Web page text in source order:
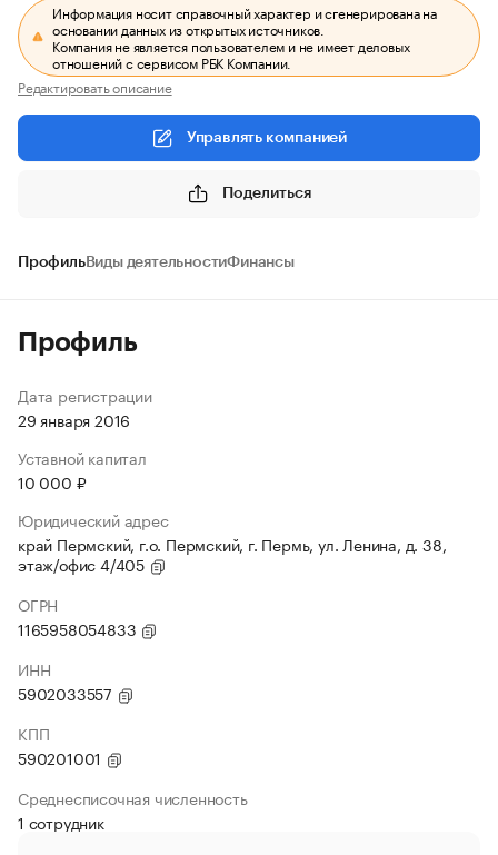
Информация носит справочный характер и сгенерирована на
основании данных из открытых источников.
Компания не является пользователем и не имеет деловых
отношений с сервисом РБК Компании.
Редактировать описание
Управлять компанией
Поделиться
ПрофильВиды деятельностиФинансы
Профиль
Дата регистрации
29 января 2016
Уставной капитал
10 000 ₽
Юридический адрес
край Пермский, г.о. Пермский, г. Пермь, ул. Ленина, д. 38,
этаж/офис 4/405
ОГРН
1165958054833
ИНН
5902033557
КПП
590201001
Среднесписочная численность
1 сотрудник